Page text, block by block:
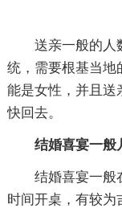
送亲一般的人
统，需要根基当地
能是女性，并且送
快回去。
结婚喜宴一般
结婚喜宴一般
时间开桌，有较为